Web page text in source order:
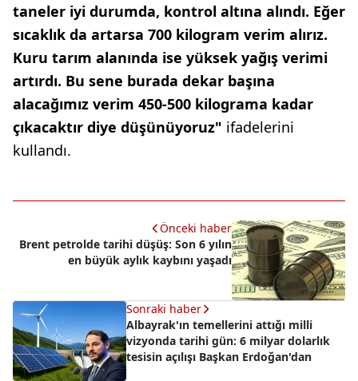
taneler iyi durumda, kontrol altına alındı. Eğer
sıcaklık da artarsa 700 kilogram verim alırız.
Kuru tarım alanında ise yüksek yağış verimi
artırdı. Bu sene burada dekar başına
alacağımız verim 450-500 kilograma kadar
çıkacaktır diye düşünüyoruz" ifadelerini
kullandı.
Önceki haber
Brent petrolde tarihi düşüş: Son 6 yılın
en büyük aylık kaybını yaşadı
Sonraki haber
Albayrak'ın temellerini attığı milli
vizyonda tarihi gün: 6 milyar dolarlık
tesisin açılışı Başkan Erdoğan'dan